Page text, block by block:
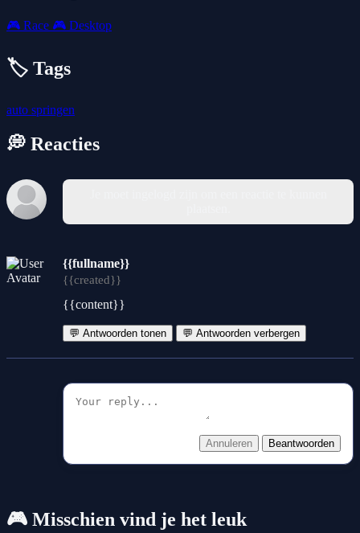
🎮 Race 🎮 Desktop
🏷️ Tags
auto springen
💭 Reacties
{{fullname}}
{{created}}
{{content}}
💬 Antwoorden tonen 💬 Antwoorden verbergen
Annuleren Beantwoorden
🎮 Misschien vind je het leuk